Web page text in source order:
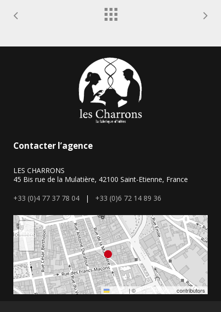
Contacter l’agence
LES CHARRONS
45 Bis rue de la Mulatière, 42100 Saint-Etienne, France
+33 (0)4 77 37 78 04| +33 (0)6 72 14 89 36
+
Leaflet |©OpenStreetMap contributors